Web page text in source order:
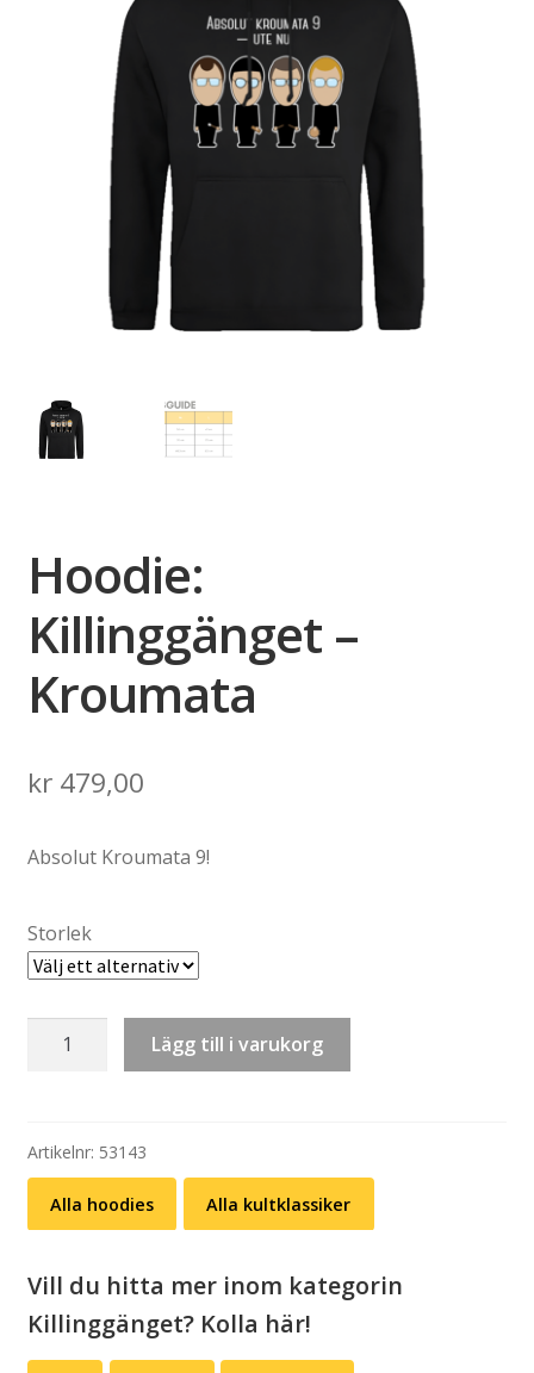
Hoodie:
Killinggänget –
Kroumata
kr479,00
Absolut Kroumata 9!
Storlek
Hoodie:
mängd
Lägg till i varukorg
Artikelnr: 53143
Alla hoodies Alla kultklassiker
Vill du hitta mer inom kategorin
Killinggänget? Kolla här!